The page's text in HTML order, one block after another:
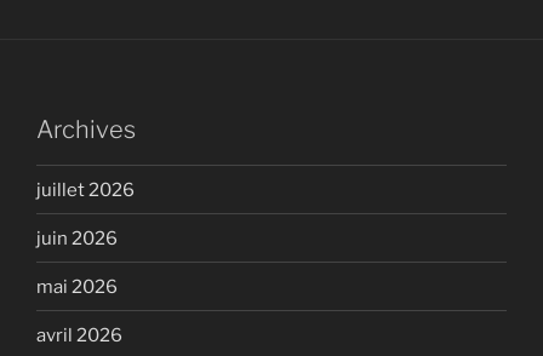
Archives
juillet 2026
juin 2026
mai 2026
avril 2026